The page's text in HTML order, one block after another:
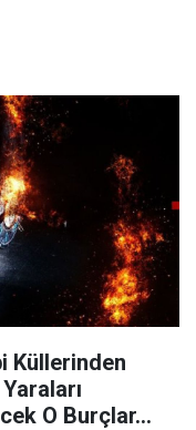
Küllerinden
O Burçlar…